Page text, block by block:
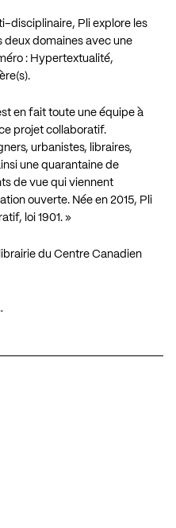
Pli explore les
deux domaines avec une
: Hypertextualité,
en fait toute une équipe à
projet collaboratif.
urbanistes, libraires,
une quarantaine de
de vue qui viennent
ouverte. Née en 2015, Pli
loi 1901. »
du Centre Canadien